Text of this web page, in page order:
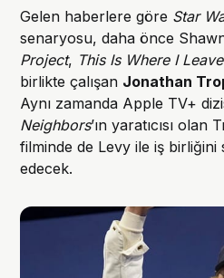
Gelen haberlere göre Star
senaryosu, daha önce
Project, This Is Where I
birlikte çalışan Jonathan
Aynı zamanda Apple TV+
Neighbors’ın yaratıcısı
filminde de Levy ile iş
edecek.